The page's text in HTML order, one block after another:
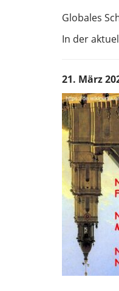
Globales
In der
21. März